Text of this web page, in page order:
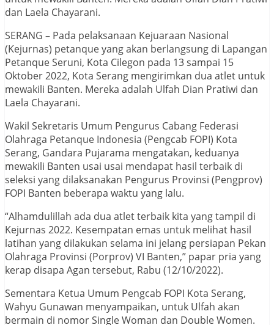
dan Laela Chayarani.
SERANG – Pada pelaksanaan Kejuaraan Nasional
(Kejurnas) petanque yang akan berlangsung di Lapangan
Petanque Seruni, Kota Cilegon pada 13 sampai 15
Oktober 2022, Kota Serang mengirimkan dua atlet untuk
mewakili Banten. Mereka adalah Ulfah Dian Pratiwi dan
Laela Chayarani.
Wakil Sekretaris Umum Pengurus Cabang Federasi
Olahraga Petanque Indonesia (Pengcab FOPI) Kota
Serang, Gandara Pujarama mengatakan, keduanya
mewakili Banten usai usai mendapat hasil terbaik di
seleksi yang dilaksanakan Pengurus Provinsi (Pengprov)
FOPI Banten beberapa waktu yang lalu.
“Alhamdulillah ada dua atlet terbaik kita yang tampil di
Kejurnas 2022. Kesempatan emas untuk melihat hasil
latihan yang dilakukan selama ini jelang persiapan Pekan
Olahraga Provinsi (Porprov) VI Banten,” papar pria yang
kerap disapa Agan tersebut, Rabu (12/10/2022).
Sementara Ketua Umum Pengcab FOPI Kota Serang,
Wahyu Gunawan menyampaikan, untuk Ulfah akan
bermain di nomor Single Woman dan Double Women.